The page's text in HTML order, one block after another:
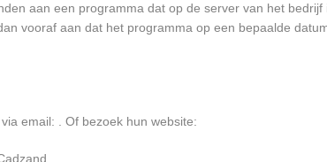
aan een programma dat op de server van het
vooraf aan dat het programma op een bepaalde
email: . Of bezoek hun website: